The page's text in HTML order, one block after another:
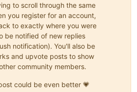
to scroll through the same
you register for an account,
to exactly where you were
be notified of new replies
notification). You'll also be
and upvote posts to show
community members.
could be even better 💗